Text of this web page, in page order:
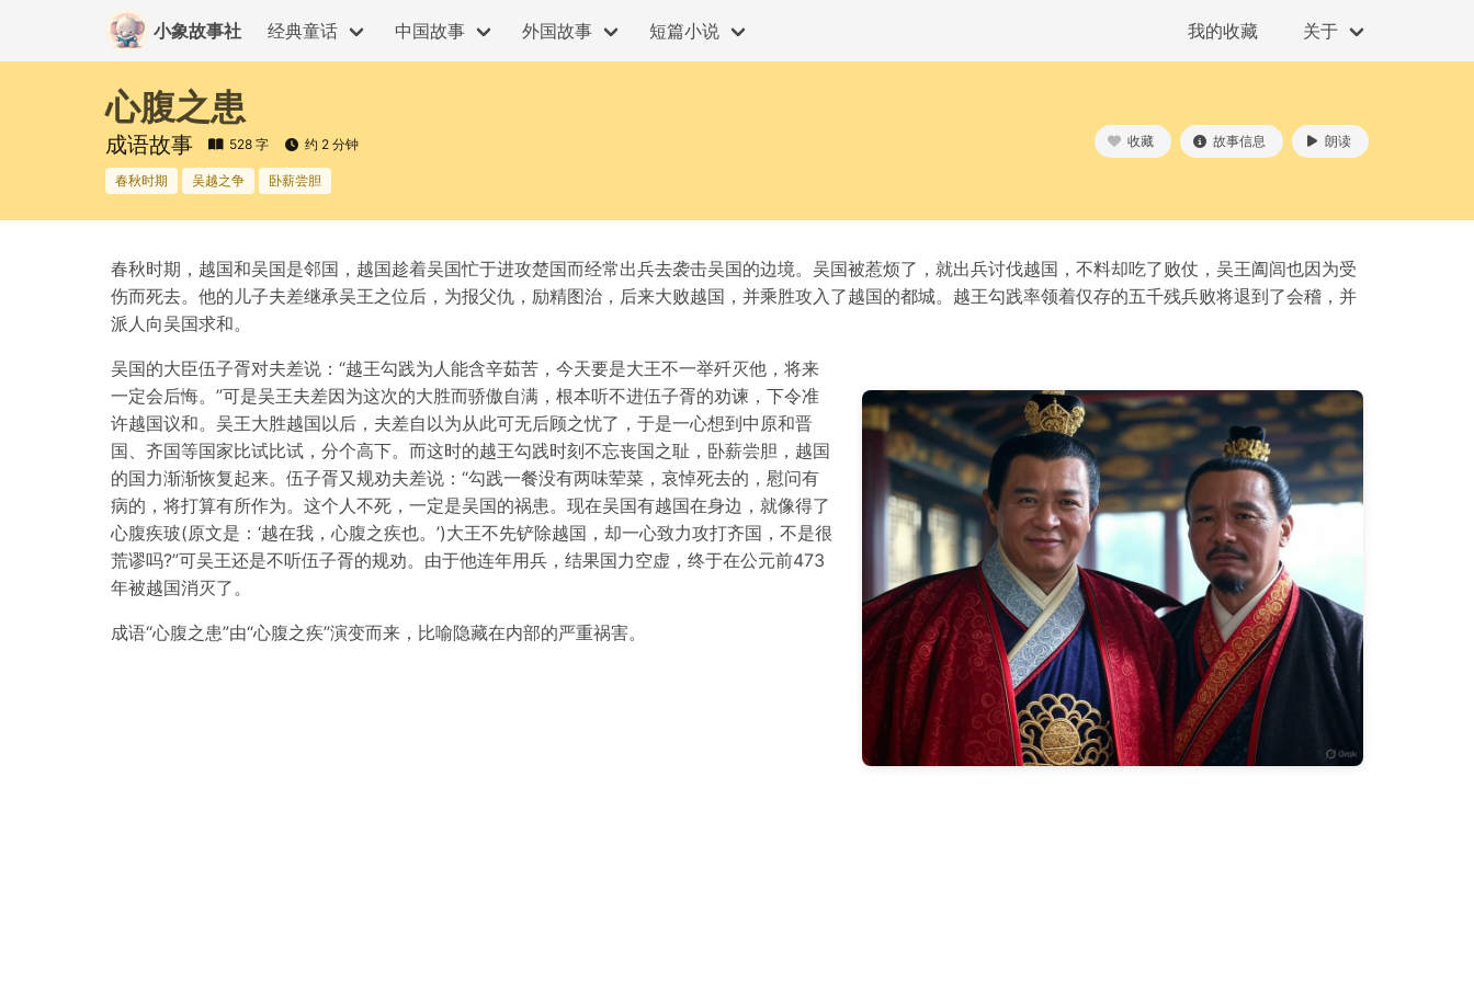
小象故事社 经典童话 中国故事 外国故事 短篇小说 我的收藏 关于
心腹之患
成语故事 528 字 约 2 分钟
春秋时期 吴越之争 卧薪尝胆
收藏 故事信息 朗读
春秋时期，越国和吴国是邻国，越国趁着吴国忙于进攻楚国而经常出兵去袭击吴国的边境。吴国被惹烦了，就出兵讨伐越国，不料却吃了败仗，吴王阖闾也因为受
伤而死去。他的儿子夫差继承吴王之位后，为报父仇，励精图治，后来大败越国，并乘胜攻入了越国的都城。越王勾践率领着仅存的五千残兵败将退到了会稽，并
派人向吴国求和。
吴国的大臣伍子胥对夫差说：“越王勾践为人能含辛茹苦，今天要是大王不一举歼灭他，将来
一定会后悔。”可是吴王夫差因为这次的大胜而骄傲自满，根本听不进伍子胥的劝谏，下令准
许越国议和。吴王大胜越国以后，夫差自以为从此可无后顾之忧了，于是一心想到中原和晋
国、齐国等国家比试比试，分个高下。而这时的越王勾践时刻不忘丧国之耻，卧薪尝胆，越国
的国力渐渐恢复起来。伍子胥又规劝夫差说：“勾践一餐没有两味荤菜，哀悼死去的，慰问有
病的，将打算有所作为。这个人不死，一定是吴国的祸患。现在吴国有越国在身边，就像得了
心腹疾玻(原文是：‘越在我，心腹之疾也。’)大王不先铲除越国，却一心致力攻打齐国，不是很
荒谬吗?”可吴王还是不听伍子胥的规劝。由于他连年用兵，结果国力空虚，终于在公元前473
年被越国消灭了。
成语“心腹之患”由“心腹之疾”演变而来，比喻隐藏在内部的严重祸害。